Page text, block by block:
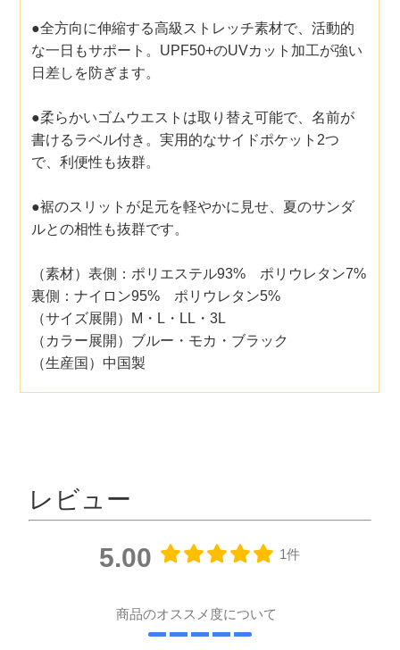
●全方向に伸縮する高級ストレッチ素材で、活動的
な一日もサポート。UPF50+のUVカット加工が強い
日差しを防ぎます。
●柔らかいゴムウエストは取り替え可能で、名前が
書けるラベル付き。実用的なサイドポケット2つ
で、利便性も抜群。
●裾のスリットが足元を軽やかに見せ、夏のサンダ
ルとの相性も抜群です。
（素材）表側：ポリエステル93% ポリウレタン7%
裏側：ナイロン95% ポリウレタン5%
（サイズ展開）M・L・LL・3L
（カラー展開）ブルー・モカ・ブラック
（生産国）中国製
レビュー
5.00 1件
商品のオススメ度について